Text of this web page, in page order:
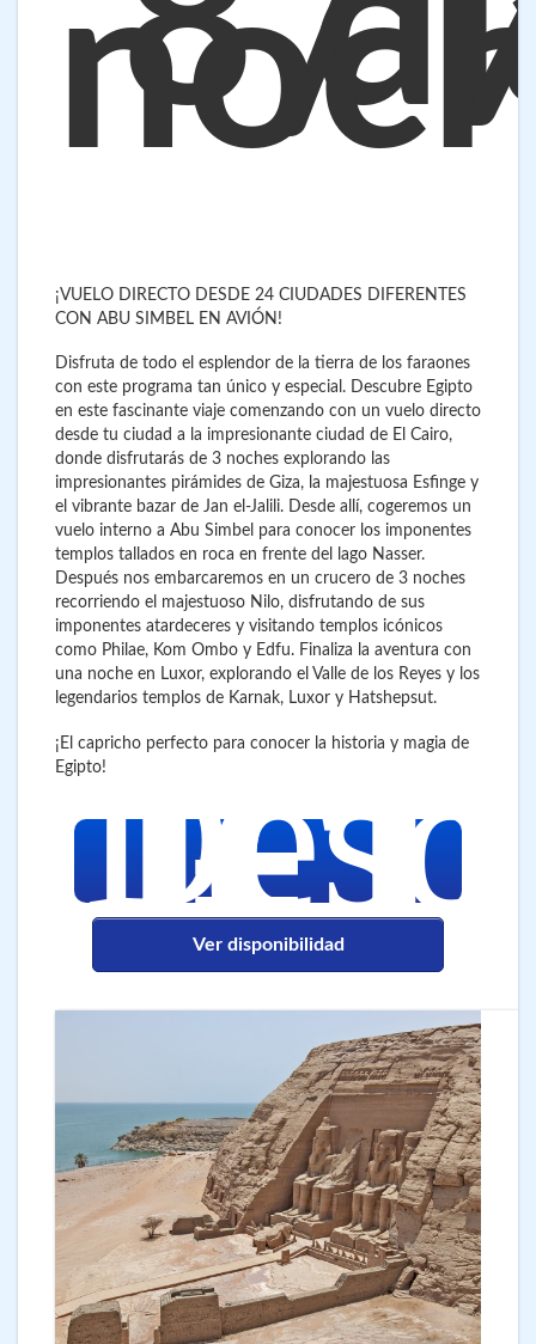
/
¡VUELO DIRECTO DESDE 24 CIUDADES DIFERENTES
CON ABU SIMBEL EN AVIÓN!
Disfruta de todo el esplendor de la tierra de los faraones
con este programa tan único y especial. Descubre Egipto
en este fascinante viaje comenzando con un vuelo directo
desde tu ciudad a la impresionante ciudad de El Cairo,
donde disfrutarás de 3 noches explorando las
impresionantes pirámides de Giza, la majestuosa Esfinge y
el vibrante bazar de Jan el-Jalili. Desde allí, cogeremos un
vuelo interno a Abu Simbel para conocer los imponentes
templos tallados en roca en frente del lago Nasser.
Después nos embarcaremos en un crucero de 3 noches
recorriendo el majestuoso Nilo, disfrutando de sus
imponentes atardeceres y visitando templos icónicos
como Philae, Kom Ombo y Edfu. Finaliza la aventura con
una noche en Luxor, explorando el Valle de los Reyes y los
legendarios templos de Karnak, Luxor y Hatshepsut.
¡El capricho perfecto para conocer la historia y magia de
Egipto!
€
Ver disponibilidad